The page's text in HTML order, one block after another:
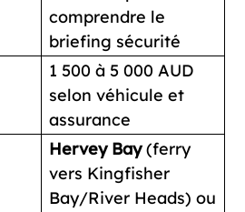
comprendre le
briefing sécurité
1 500 à 5 000 AUD
selon véhicule et
assurance
Hervey Bay(ferry
vers Kingfisher
Bay/River Heads) ou